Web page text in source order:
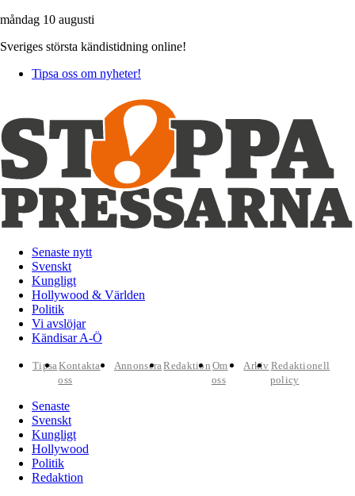
måndag 10 augusti
Sveriges största kändistidning online!
Tipsa oss om nyheter!
Senaste nytt
Svenskt
Kungligt
Hollywood & Världen
Politik
Vi avslöjar
Kändisar A-Ö
TipsaKontakta
oss
AnnonseraRedaktion Om
oss
Arkiv Redaktionell
policy
Senaste
Svenskt
Kungligt
Hollywood
Politik
Redaktion